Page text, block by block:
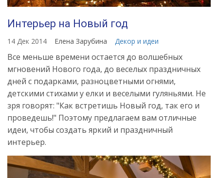
Интерьер на Новый год
14 Дек 2014 Елена Зарубина Декор и идеи
Все меньше времени остается до волшебных
мгновений Нового года, до веселых праздничных
дней с подарками, разноцветными огнями,
детскими стихами у елки и веселыми гуляньями. Не
зря говорят: "Как встретишь Новый год, так его и
проведешь!" Поэтому предлагаем вам отличные
идеи, чтобы создать яркий и праздничный
интерьер.